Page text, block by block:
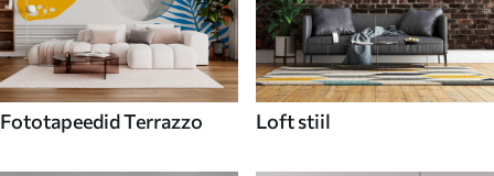
Fototapeedid Terrazzo Loft stiil